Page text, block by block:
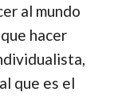
al mundo
hacer
que es el